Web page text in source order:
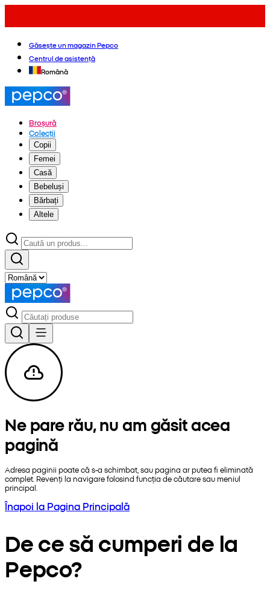
Găsește un magazin Pepco
Centrul de asistență
Română
Broșură
Colecții
Copii
Femei
Casă
Bebeluși
Bărbați
Altele
Ne pare rău, nu am găsit acea
pagină
Adresa paginii poate că s-a schimbat, sau pagina ar putea fi eliminată
complet. Revenți la navigare folosind funcția de căutare sau meniul
principal.
Înapoi la Pagina Principală
De ce să cumperi de la
Pepco?